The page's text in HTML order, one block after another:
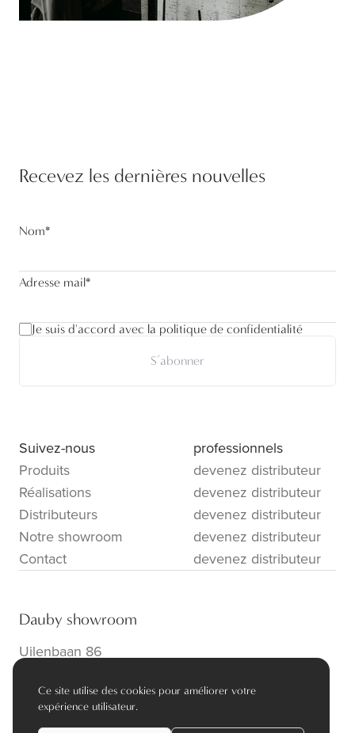
Recevez les dernières nouvelles
Nom*
Adresse mail*
Je suis d'accord avec la politique de confidentialité
S’abonner
Suivez-nous
Produits
Réalisations
Distributeurs
Notre showroom
Contact
professionnels
devenez distributeur
devenez distributeur
devenez distributeur
devenez distributeur
devenez distributeur
Dauby showroom
Uilenbaan 86
info@dauby.be|+32 3 354 16 86
Ce site utilise des cookies pour améliorer votre
expérience utilisateur.